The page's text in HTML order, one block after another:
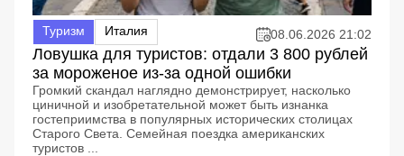
Туризм Италия 08.06.2026 21:02
Ловушка для туристов: отдали 3 800 рублей
за мороженое из-за одной ошибки
Громкий скандал наглядно демонстрирует, насколько
циничной и изобретательной может быть изнанка
гостеприимства в популярных исторических столицах
Старого Света. Семейная поездка американских
туристов ...